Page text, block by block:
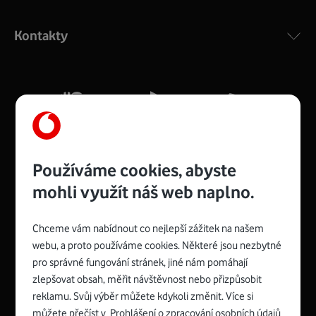
silný signál pro celou domácnost. Kompaktní rozměry 21
Více o COMPAL CH7465VF
Zyxel VMG8623-T50B:
Rozměry modemu jsou 16 x 22 x 7,5 cm (včetně stojánku)
a nabízí 4 gigabitové LAN porty a bezdrátové připojení Wi-
Spojte se s Vodafonem
Kontakty
Používáme cookies, abyste
mohli využít náš web naplno.
Chceme vám nabídnout co nejlepší zážitek na našem
webu, a proto používáme cookies. Některé jsou nezbytné
pro správné fungování stránek, jiné nám pomáhají
zlepšovat obsah, měřit návštěvnost nebo přizpůsobit
reklamu. Svůj výběr můžete kdykoli změnit. Více si
můžete přečíst v Prohlášení o zpracování osobních údajů